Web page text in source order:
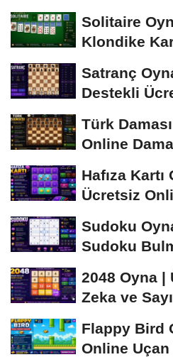
Solitaire
Klondike
Satranç
Destekli
Türk
Online
Hafıza
Ücretsiz
Sudoku
Sudoku
2048 Oyna |
Zeka ve
Flappy Bird
Online